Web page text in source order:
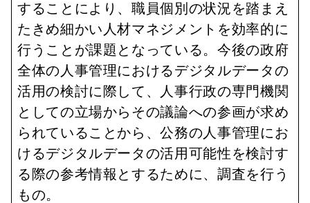
することにより、職員個別の状況を踏まえ
たきめ細かい人材マネジメントを効率的に
行うことが課題となっている。今後の政府
全体の人事管理におけるデジタルデータの
活用の検討に際して、人事行政の専門機関
としての立場からその議論への参画が求め
られていることから、公務の人事管理にお
けるデジタルデータの活用可能性を検討す
る際の参考情報とするために、調査を行う
もの。